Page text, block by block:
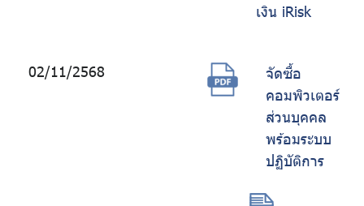
เงิน iRisk
02/11/2568
จัดซื้อ
คอมพิวเตอร์
ส่วนบุคคล
พร้อมระบบ
ปฏิบัติการ